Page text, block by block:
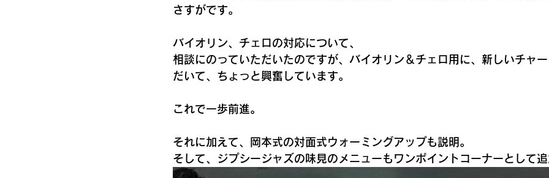
さすがです。
バイオリン、チェロの対応について、
相談にのっていただいたのですが、バイオリン＆チェロ用に、新しいチャ
だいて、ちょっと興奮しています。
これで一歩前進。
それに加えて、岡本式の対面式ウォーミングアップも説明。
そして、ジプシージャズの味見のメニューもワンポイントコーナーとして